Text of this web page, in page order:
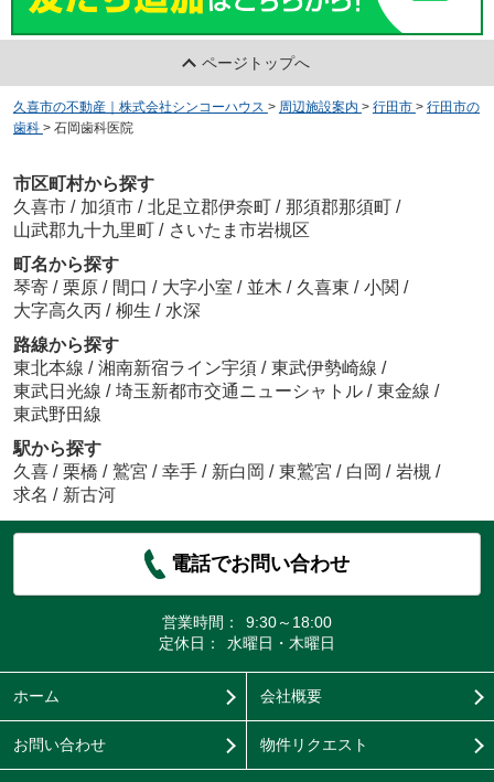
ページトップへ
久喜市の不動産｜株式会社シンコーハウス > 周辺施設案内 > 行田市 > 行田市の
歯科 > 石岡歯科医院
市区町村から探す
久喜市 / 加須市 / 北足立郡伊奈町 / 那須郡那須町 /
山武郡九十九里町 / さいたま市岩槻区
町名から探す
琴寄 / 栗原 / 間口 / 大字小室 / 並木 / 久喜東 / 小関 /
大字高久丙 / 柳生 / 水深
路線から探す
東北本線 / 湘南新宿ライン宇須 / 東武伊勢崎線 /
東武日光線 / 埼玉新都市交通ニューシャトル / 東金線 /
東武野田線
駅から探す
久喜 / 栗橋 / 鷲宮 / 幸手 / 新白岡 / 東鷲宮 / 白岡 / 岩槻 /
求名 / 新古河
電話でお問い合わせ
営業時間：
9:30～18:00
定休日：
水曜日・木曜日
ホーム 会社概要
お問い合わせ 物件リクエスト